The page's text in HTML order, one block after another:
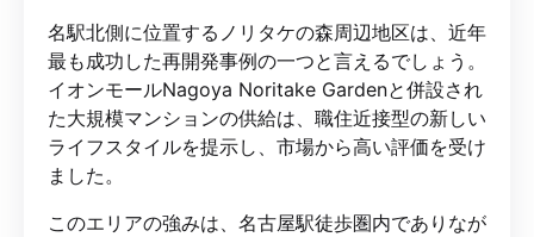
名駅北側に位置するノリタケの森周辺地区は、近年
最も成功した再開発事例の一つと言えるでしょう。
イオンモールNagoya Noritake Gardenと併設され
た大規模マンションの供給は、職住近接型の新しい
ライフスタイルを提示し、市場から高い評価を受け
ました。
このエリアの強みは、名古屋駅徒歩圏内でありなが